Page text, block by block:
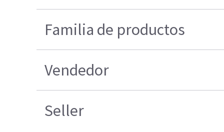
Familia de productos
Vendedor
Seller